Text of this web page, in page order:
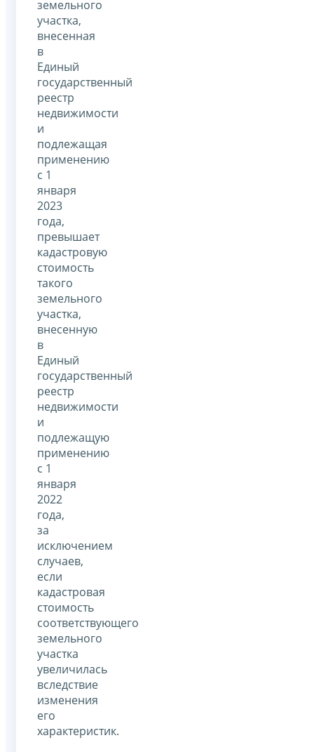
земельного
участка,
внесенная
в
Единый
государственный
реестр
недвижимости
и
подлежащая
применению
с 1
января
2023
года,
превышает
кадастровую
стоимость
такого
земельного
участка,
внесенную
в
Единый
государственный
реестр
недвижимости
и
подлежащую
применению
с 1
января
2022
года,
за
исключением
случаев,
если
кадастровая
стоимость
соответствующего
земельного
участка
увеличилась
вследствие
изменения
его
характеристик.